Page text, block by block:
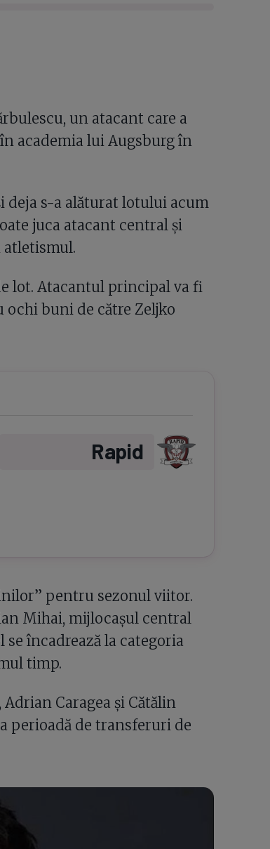
un atacant care a
academia lui Augsburg în
deja s-a alăturat lotului acum
juca atacant central și
atletismul.
lot. Atacantul principal va fi
ochi buni de către Zeljko
Rapid
pentru sezonul viitor.
Mihai, mijlocașul central
se încadrează la categoria
timp.
Adrian Caragea și Cătălin
perioadă de transferuri de